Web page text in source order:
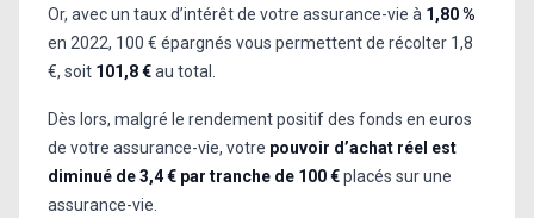
Or, avec un taux d’intérêt de votre assurance-vie à 1,80 %
en 2022, 100 € épargnés vous permettent de récolter 1,8
€, soit 101,8 €au total.
Dès lors, malgré le rendement positif des fonds en euros
de votre assurance-vie, votre pouvoir d’achat réel est
diminué de 3,4 € par tranche de 100 €placés sur une
assurance-vie.